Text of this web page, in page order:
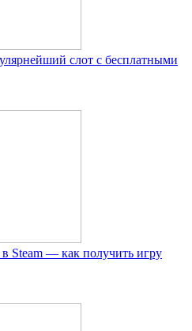
слот с бесплатными
Steam — как получить игру